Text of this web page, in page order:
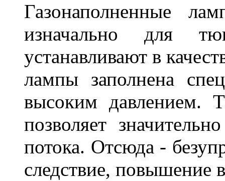
Газонаполненные
изначально для
устанавливают в
лампы заполнена
высоким давлением.
позволяет
потока. Отсюда -
следствие,